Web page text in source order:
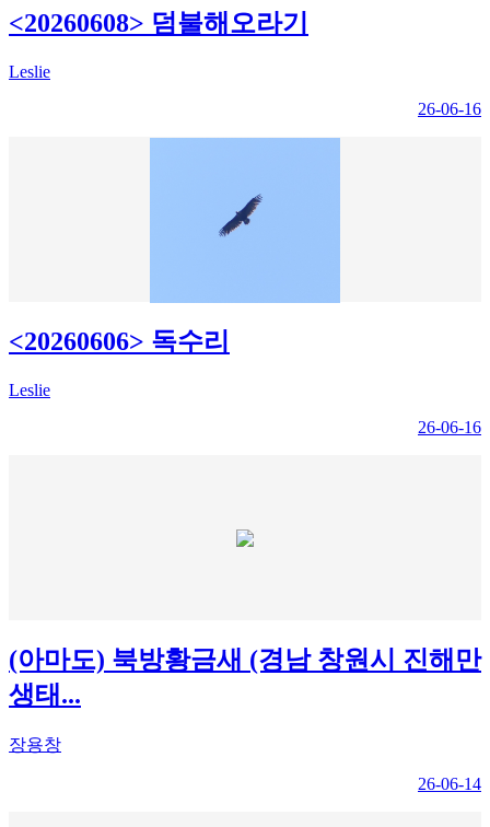
<20260608> 덤불해오라기
Leslie
26-06-16
<20260606> 독수리
Leslie
26-06-16
(아마도) 북방황금새 (경남 창원시 진해만
생태...
장용창
26-06-14